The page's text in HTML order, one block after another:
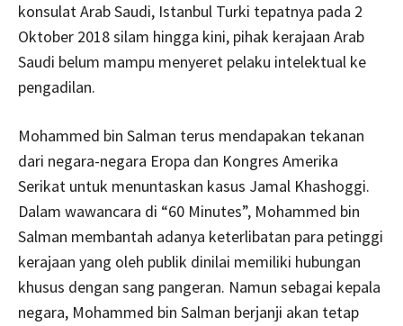
konsulat Arab Saudi, Istanbul Turki tepatnya pada 2
Oktober 2018 silam hingga kini, pihak kerajaan Arab
Saudi belum mampu menyeret pelaku intelektual ke
pengadilan.
Mohammed bin Salman terus mendapakan tekanan
dari negara-negara Eropa dan Kongres Amerika
Serikat untuk menuntaskan kasus Jamal Khashoggi.
Dalam wawancara di “60 Minutes”, Mohammed bin
Salman membantah adanya keterlibatan para petinggi
kerajaan yang oleh publik dinilai memiliki hubungan
khusus dengan sang pangeran. Namun sebagai kepala
negara, Mohammed bin Salman berjanji akan tetap